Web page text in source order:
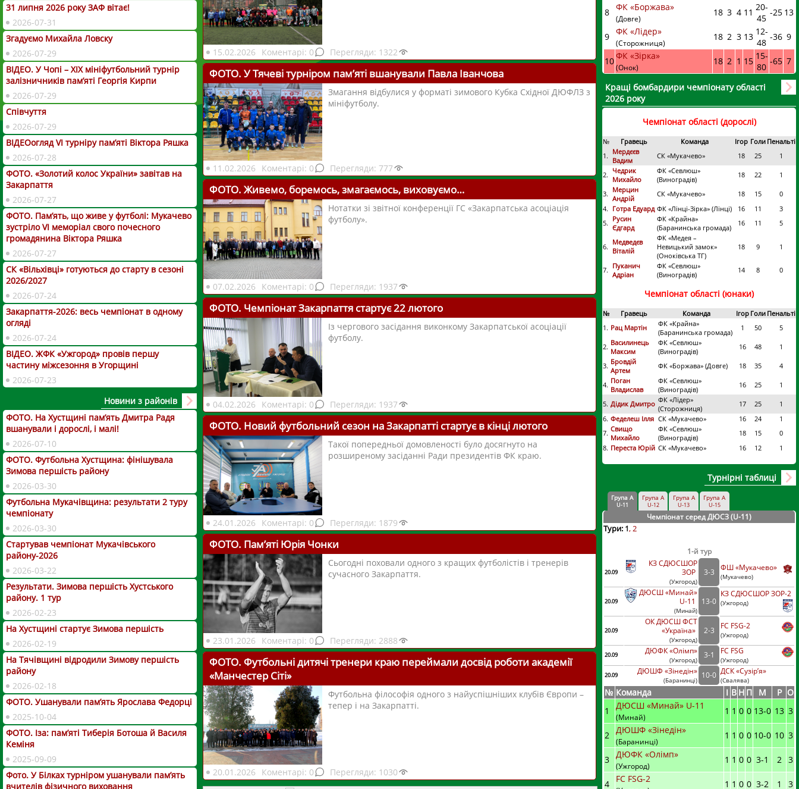
15.02.2026 0 1322
ФОТО. У Тячеві турніром пам’яті вшанували Павла Іванчова
Змагання відбулися у форматі зимового Кубка Східної ДЮФЛЗ з
мініфутболу.
11.02.2026 0 777
ФОТО. Живемо, боремось, змагаємось, виховуємо…
Нотатки зі звітної конференції ГС «Закарпатська асоціація
футболу».
07.02.2026 0 1937
ФОТО. Чемпіонат Закарпаття стартує 22 лютого
Із чергового засідання виконкому Закарпатської асоціації
футболу.
04.02.2026 0 1937
ФОТО. Новий футбольний сезон на Закарпатті стартує в кінці лютого
Такої попередньої домовленості було досягнуто на
розширеному засіданні Ради президентів ФК краю.
24.01.2026 0 1879
ФОТО. Пам’яті Юрія Чонки
Сьогодні поховали одного з кращих футболістів і тренерів
сучасного Закарпаття.
23.01.2026 0 2888
ФОТО. Футбольні дитячі тренери краю переймали досвід роботи академії
«Манчестер Сіті»
Футбольна філософія одного з найуспішніших клубів Європи –
тепер і на Закарпатті.
20.01.2026 0 1030
31 липня 2026 року ЗАФ вітає!
2026-07-31
Згадуємо Михайла Ловску
2026-07-29
ВІДЕО. У Чопі – ХІХ мініфутбольний турнір
залізничників пам’яті Георгія Кирпи
2026-07-29
Співчуття
2026-07-29
ВІДЕОогляд VІ турніру пам’яті Віктора Ряшка
2026-07-28
ФОТО. «Золотий колос України» завітав на
Закарпаття
2026-07-27
ФОТО. Пам’ять, що живе у футболі: Мукачево
зустріло VI меморіал свого почесного
громадянина Віктора Ряшка
2026-07-27
СК «Вільхівці» готуються до старту в сезоні
2026/2027
2026-07-24
Закарпаття-2026: весь чемпіонат в одному
огляді
2026-07-24
ВІДЕО. ЖФК «Ужгород» провів першу
частину міжсезоння в Угорщині
2026-07-23
Новини з районів
ФОТО. На Хустщині пам’ять Дмитра Радя
вшанували і дорослі, і малі!
2026-07-10
ФОТО. Футбольна Хустщина: фінішувала
Зимова першість району
2026-03-30
Футбольна Мукачівщина: результати 2 туру
чемпіонату
2026-03-30
Стартував чемпіонат Мукачівського
району-2026
2026-03-22
Результати. Зимова першість Хустського
району. 1 тур
2026-02-23
На Хустщині стартує Зимова першість
2026-02-19
На Тячівщині відродили Зимову першість
району
2026-02-18
ФОТО. Ушанували пам’ять Ярослава Федорці
2025-10-04
ФОТО. Іза: пам’яті Тиберія Ботоша й Василя
Кеміня
2025-09-09
Фото. У Білках турніром ушанували пам’ять
вчителів фізичного виховання
8 ФК «Боржава»
(Довге)
18 3 4 11 20-
45
-25 13
9 ФК «Лідер»
(Сторожниця)
18 2 3 13 12-
48
-36 9
10ФК «Зірка»
(Онок)
18 2 1 15 15-
80
-65 7
Кращі бомбардири чемпіонату області
2026 року
Чемпіонат області (дорослі)
№ Гравець Команда Ігор Голи Пенальті
1. Мердєєв
Вадим
СК «Мукачево» 18 25 1
2. Чедрик
Михайло
ФК «Севлюш»
(Виноградів)
18 22 1
3. Мерцин
Андрій
СК «Мукачево» 18 15
0
4. Готра Едуард ФК «Лінці-Зірка» (Лінці) 16 11
3
5. Русин
Єдгард
ФК «Крайна»
(Баранинська громада)
16 11 5
6.
Медведєв
Віталій
ФК «Медея –
Невицький замок»
(Оноківська ТГ)
18 9 1
7. Пуканич
Адріан
ФК «Севлюш»
(Виноградів)
14 8 0
Чемпіонат області (юнаки)
№ Гравець Команда Ігор Голи Пенальті
1. Рац Мартін
ФК «Крайна»
(Баранинська громада)
1 50 5
2. Василинець
Максим
ФК «Севлюш»
(Виноградів)
16 48 1
3. Бровдій
Артем
ФК «Боржава» (Довге) 18 35 4
4. Поган
Владислав
ФК «Севлюш»
(Виноградів)
16 25 1
5. Дідик Дмитро ФК «Лідер»
(Сторожниця)
17 25
1
6. Феделеш Ілля СК «Мукачево» 16 24
1
7. Свищо
Михайло
ФК «Севлюш»
(Виноградів)
18 15
0
8. Переста Юрій СК «Мукачево» 16 12 1
Турнірні таблиці
Група А
U-11
Група А
U-12
Група А
U-13
Група А
U-15
Чемпіонат серед ДЮСЗ (U-11)
Тури: 1 2
1-й тур
20.09
КЗ СДЮСШОР
ЗОР
(Ужгород)
3-3
ФШ «Мукачево»
(Мукачево)
20.09
ДЮСШ «Минай»
U-11
(Минай)
13-0
КЗ СДЮСШОР ЗОР-2
(Ужгород)
20.09
ОК ДЮСШ ФСТ
«Україна»
(Ужгород)
2-3
FC FSG-2
(Ужгород)
20.09 ДЮФК «Олімп»
(Ужгород)
3-1 FC FSG
(Ужгород)
20.09
ДЮШФ «Зінедін»
(Баранинці)
10-0 ДСК «Сузір’я»
(Свалява)
№ Команда I В Н П М Р О
1
ДЮСШ «Минай» U-11
(Минай)
1 1 0 0 13-0 13 3
2 ДЮШФ «Зінедін»
(Баранинці)
1 1 0 0 10-0 10 3
3 ДЮФК «Олімп»
(Ужгород)
1 1 0 0 3-1 2 3
4 FC FSG-2 1 1 0 0 3-2 1 3